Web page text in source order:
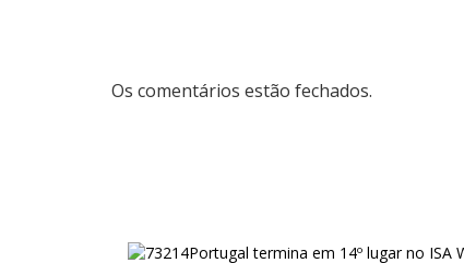
Os comentários estão fechados.